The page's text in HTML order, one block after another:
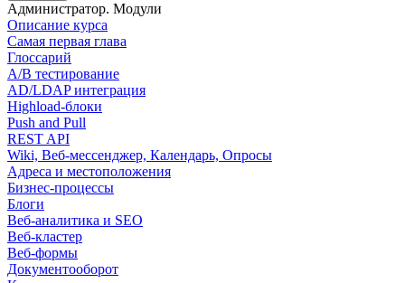
Администратор. Модули
Описание курса
Самая первая глава
Глоссарий
A/B тестирование
AD/LDAP интеграция
Highload-блоки
Push and Pull
REST API
Wiki, Веб-мессенджер, Календарь, Опросы
Адреса и местоположения
Бизнес-процессы
Блоги
Веб-аналитика и SEO
Веб-кластер
Веб-формы
Документооборот